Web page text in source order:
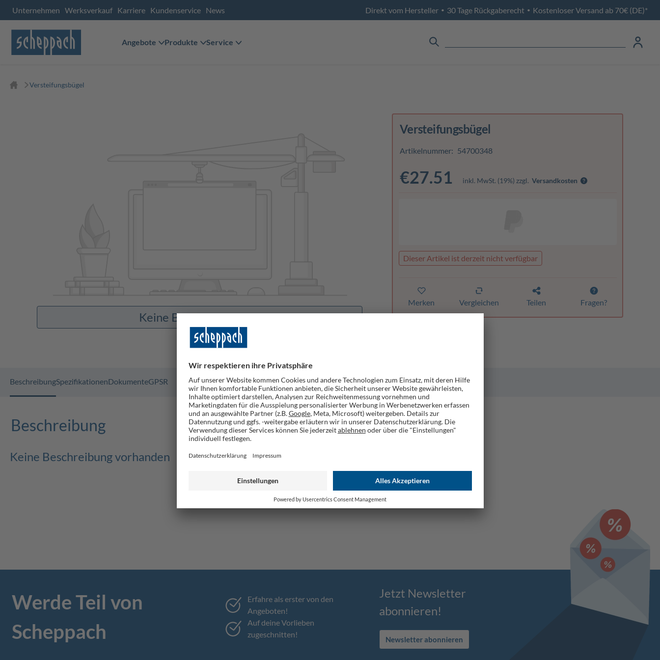
Unternehmen Werksverkauf Karriere Kundenservice News Direkt vom Hersteller • 30 Tage Rückgaberecht • Kostenloser Versand ab 70€ (DE)*
Angebote Produkte Service
Versteifungsbügel
Keine Bilder vorhanden
Versteifungsbügel
Artikelnummer: 54700348
€27.51 inkl. MwSt. (19%) zzgl. Versandkosten
Dieser Artikel ist derzeit nicht verfügbar
Merken Vergleichen Teilen Fragen?
BeschreibungSpezifikationenDokumenteGPSR
Beschreibung
Keine Beschreibung vorhanden
Werde Teil von
Scheppach
Erfahre als erster von den
Angeboten!
Auf deine Vorlieben
zugeschnitten!
Jetzt Newsletter
abonnieren!
Newsletter abonnieren